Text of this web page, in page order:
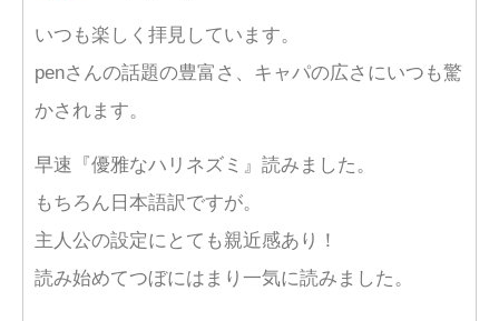
いつも楽しく拝見しています。
penさんの話題の豊富さ、キャパの広さにいつも驚
かされます。
早速『優雅なハリネズミ』読みました。
もちろん日本語訳ですが。
主人公の設定にとても親近感あり！
読み始めてつぼにはまり一気に読みました。